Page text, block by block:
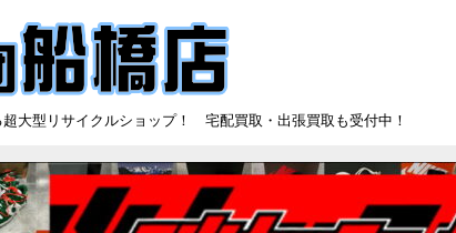
大型リサイクルショップ！ 宅配買取・出張買取も受付中！